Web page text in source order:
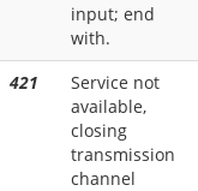
input; end
with.
421
Service not
available,
closing
transmission
channel